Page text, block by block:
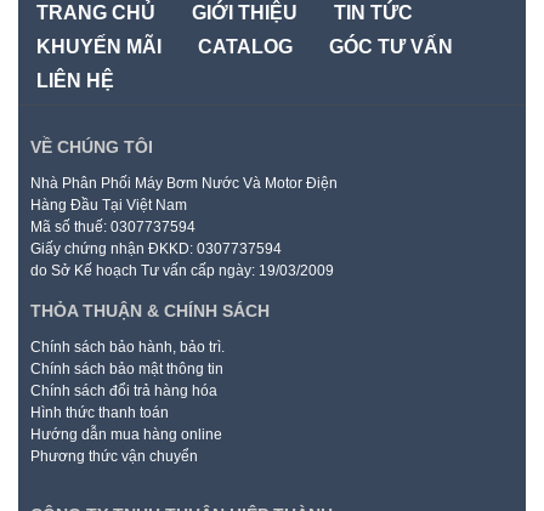
TRANG CHỦ GIỚI THIỆU
TIN TỨC
KHUYẾN MÃI
CATALOG
GÓC TƯ VẤN
LIÊN HỆ
VỀ CHÚNG TÔI
Nhà Phân Phối Máy Bơm Nước Và Motor Điện
Hàng Đầu Tại Việt Nam
Mã số thuế: 0307737594
Giấy chứng nhận ĐKKD: 0307737594
do Sở Kế hoạch Tư vấn cấp ngày: 19/03/2009
THỎA THUẬN & CHÍNH SÁCH
Chính sách bảo hành, bảo trì.
Chính sách bảo mật thông tin
Chính sách đổi trả hàng hóa
Hình thức thanh toán
Hướng dẫn mua hàng online
Phương thức vận chuyển